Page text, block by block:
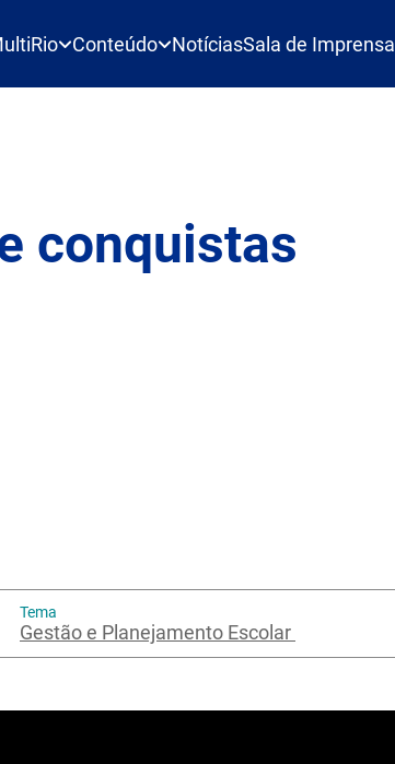
Conteúdo NotíciasSala de Imprensa
conquistas
Tema
Gestão e Planejamento Escolar